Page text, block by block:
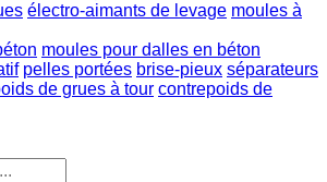
électro-aimants de levage moules à
moules pour dalles en béton
pelles portées brise-pieux séparateurs
de grues à tour contrepoids de